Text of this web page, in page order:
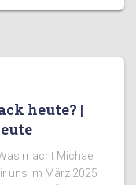
heute? |
macht Michael
uns im März 2025